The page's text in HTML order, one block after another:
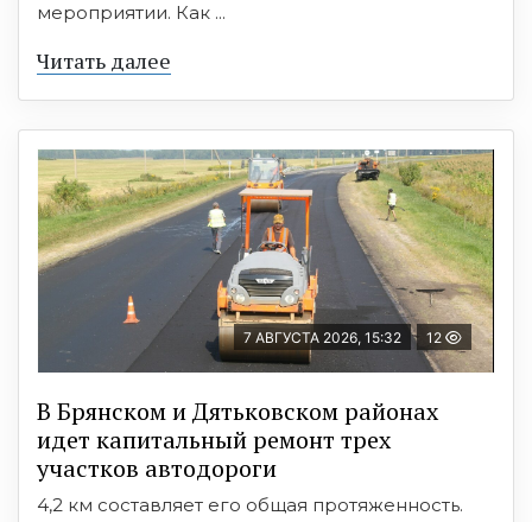
мероприятии. Как ...
Читать далее
7 АВГУСТА 2026, 15:32 12
В Брянском и Дятьковском районах
идет капитальный ремонт трех
участков автодороги
4,2 км составляет его общая протяженность.